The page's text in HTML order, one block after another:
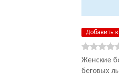
Добавить
Женские
беговых